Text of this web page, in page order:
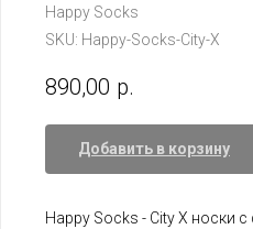
Happy Socks
SKU: Happy-Socks-City-X
890,00 р.
Добавить в корзину
Happy Socks - City X носки